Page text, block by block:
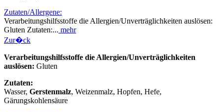
Zutaten/Allergene:
Verarbeitungshilfsstoffe die Allergien/Unverträglichkeiten auslösen:
Gluten Zutaten:... mehr
Zur�ck
Verarbeitungshilfsstoffe die Allergien/Unverträglichkeiten
auslösen: Gluten
Zutaten:
Wasser, Gerstenmalz, Weizenmalz, Hopfen, Hefe,
Gärungskohlensäure